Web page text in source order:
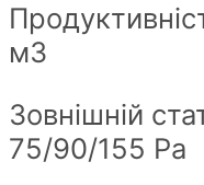
м3
Зовнішній
75/90/155 Ра